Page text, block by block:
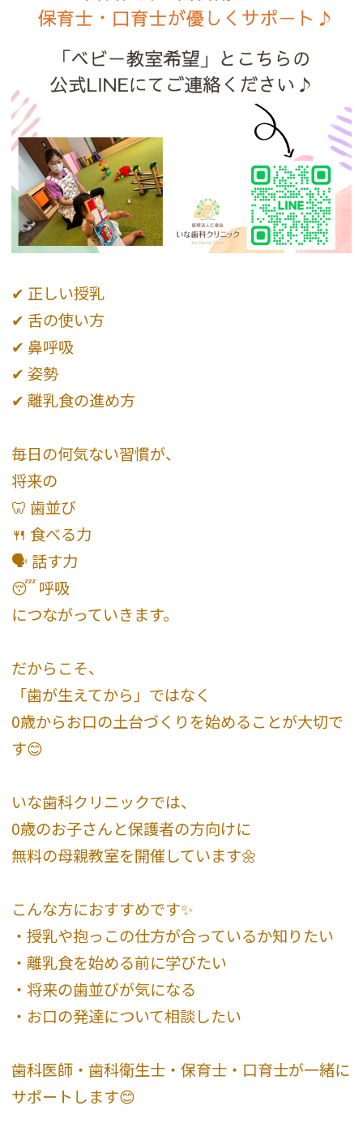
✔ 正しい授乳
✔ 舌の使い方
✔ 鼻呼吸
✔ 姿勢
✔ 離乳食の進め方
毎日の何気ない習慣が、
将来の
🦷 歯並び
🍴 食べる力
🗣 話す力
😴 呼吸
につながっていきます。
だからこそ、
「歯が生えてから」ではなく
0歳からお口の土台づくりを始めることが大切で
す😊
いな歯科クリニックでは、
0歳のお子さんと保護者の方向けに
無料の母親教室を開催しています🌼
こんな方におすすめです✨
・授乳や抱っこの仕方が合っているか知りたい
・離乳食を始める前に学びたい
・将来の歯並びが気になる
・お口の発達について相談したい
歯科医師・歯科衛生士・保育士・口育士が一緒に
サポートします😊